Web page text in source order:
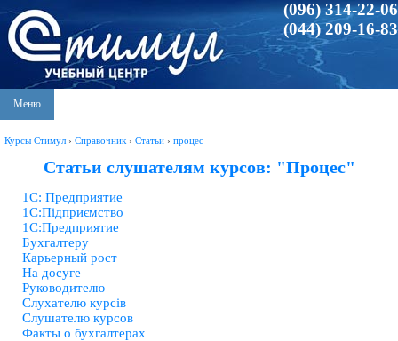
(096) 314-22-06
(044) 209-16-83
Меню
Курсы Стимул › Справочник › Статьи › процес
Статьи слушателям курсов: "Процес"
1С: Предприятие
1С:Підприємство
1С:Предприятие
Бухгалтеру
Карьерный рост
На досуге
Руководителю
Слухателю курсів
Слушателю курсов
Факты о бухгалтерах